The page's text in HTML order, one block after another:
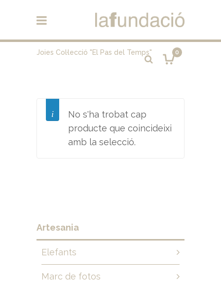
0
Joies Col·lecció "El Pas del Temps"
No s'ha trobat cap
producte que coincideixi
amb la selecció.
Artesania
Elefants
Marc de fotos